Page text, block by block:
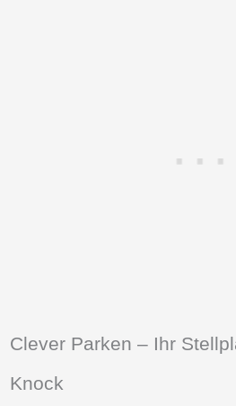
Clever Parken – Ihr
Knock